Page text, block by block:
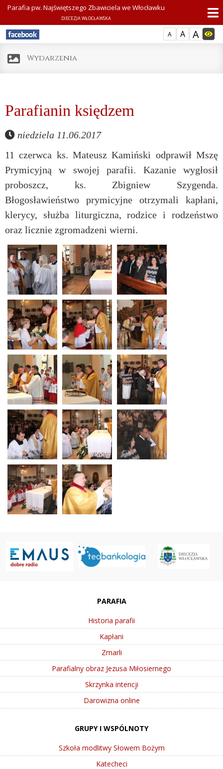
A A A
Parafia pw. Najświętszego Zbawiciela we Włocławku
DIECEZJA WŁOCŁAWSKA
Wydarzenia
Parafianin księdzem
niedziela 11.06.2017
11 czerwca ks. Mateusz Kamiński odprawił Mszę
Prymicyjną w swojej parafii. Kazanie wygłosił
proboszcz, ks. Zbigniew Szygenda.
Błogosławieństwo prymicyjne otrzymali kapłani,
klerycy, służba liturgiczna, rodzice i rodzeństwo
oraz licznie zgromadzeni wierni.
PARAFIA
Historia parafii
Kapłani
Zmarli
Parafialny obraz Jezusa Miłosiernego
Skrzynka intencji
Darowizna online
GRUPY I WSPÓLNOTY
Szkoła modlitwy Słowem Bożym
Katecheci